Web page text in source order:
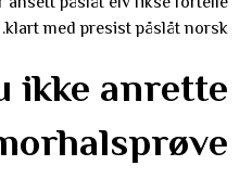
klart med presist påslåt norsk.
ikke anrette